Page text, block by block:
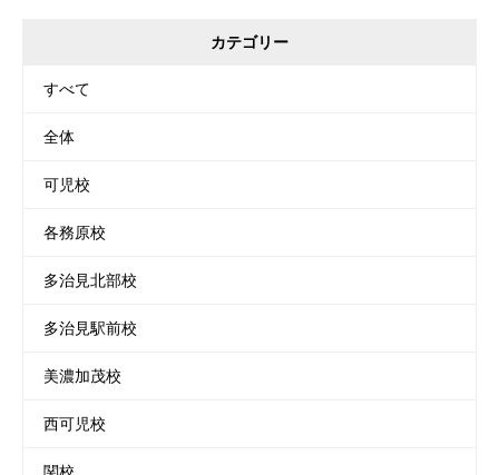
カテゴリー
すべて
全体
可児校
各務原校
多治見北部校
多治見駅前校
美濃加茂校
西可児校
関校